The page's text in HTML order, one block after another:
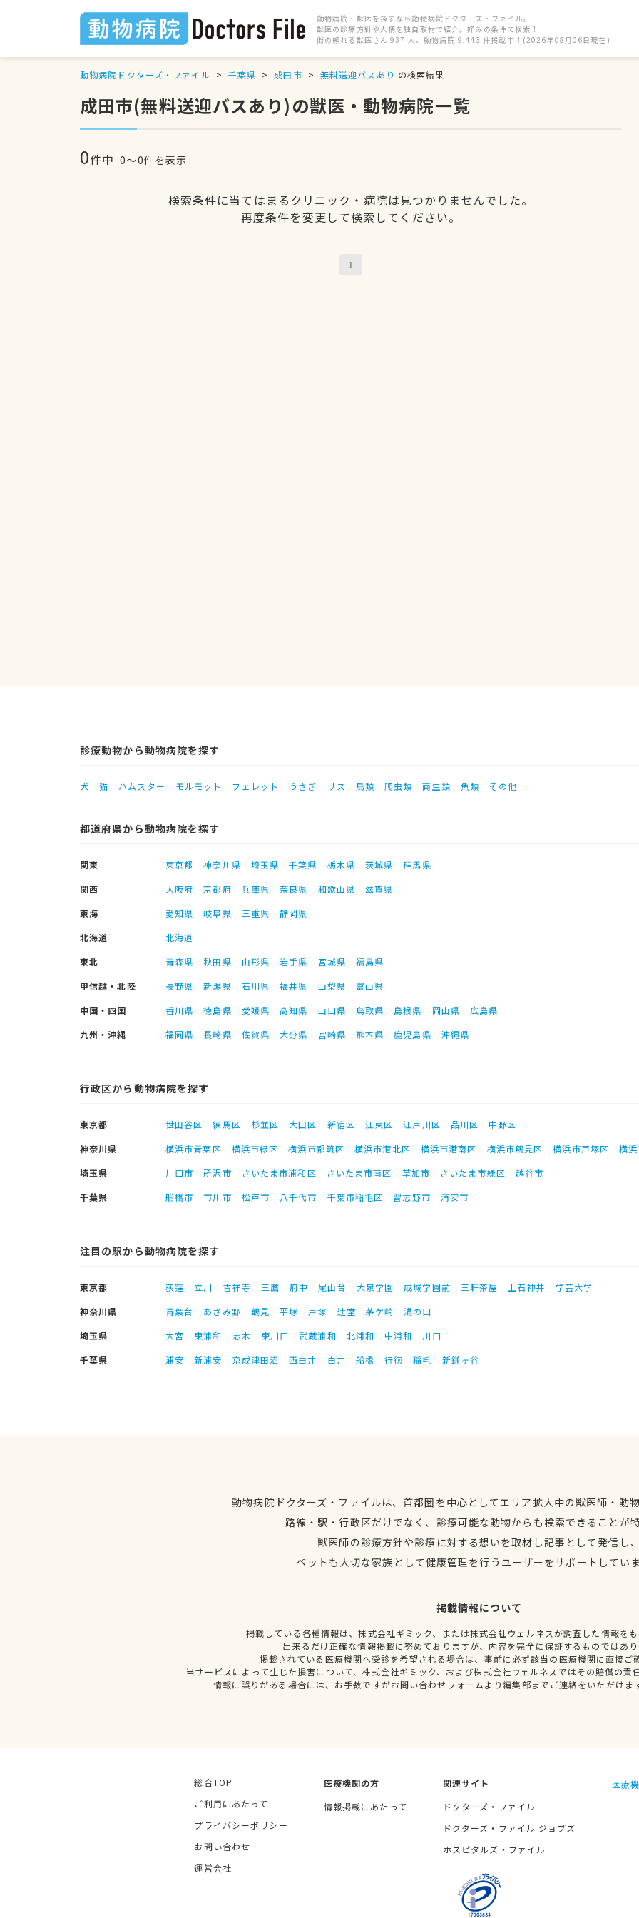
動物病院・獣医を探すなら動物病院ドクターズ・ファイル。
獣医の診療方針や人柄を独自取材で紹介。好みの条件で検索！
街の頼れる獣医さん 937 人、動物病院 9,443 件掲載中！(2026年08月06日現在)
動物病院ドクターズ・ファイル 千葉県 成田市 無料送迎バスあり の検索結果
成田市(無料送迎バスあり)の獣医・動物病院一覧
0件中 0〜0件を表示
検索条件に当てはまるクリニック・病院は見つかりませんでした。
再度条件を変更して検索してください。
1
診療動物から動物病院を探す
犬 猫 ハムスター モルモット フェレット うさぎ リス 鳥類 爬虫類 両生類 魚類 その他
都道府県から動物病院を探す
関東 東京都 神奈川県 埼玉県 千葉県 栃木県 茨城県
群馬県
関西
大阪府 京都府 兵庫県 奈良県 和歌山県
滋賀県
東海
愛知県 岐阜県 三重県
静岡県
北海道
北海道
東北
青森県 秋田県 山形県 岩手県 宮城県
福島県
甲信越・北陸
長野県 新潟県 石川県 福井県 山梨県
富山県
中国・四国
香川県 徳島県 愛媛県 高知県 山口県 鳥取県 島根県 岡山県
広島県
九州・沖縄
福岡県 長崎県 佐賀県 大分県 宮崎県 熊本県 鹿児島県 沖縄県
行政区から動物病院を探す
東京都 世田谷区 練馬区 杉並区 大田区 新宿区 江東区 江戸川区 品川区
中野区
神奈川県
横浜市青葉区 横浜市緑区 横浜市都筑区 横浜市港北区 横浜市港南区 横浜市鶴見区 横浜市戸塚区
横
埼玉県
川口市 所沢市 さいたま市浦和区 さいたま市南区 草加市 さいたま市緑区
越谷市
千葉県
船橋市 市川市 松戸市 八千代市 千葉市稲毛区 習志野市 浦安市
注目の駅から動物病院を探す
東京都 荻窪 立川 吉祥寺 三鷹 府中 尾山台 大泉学園 成城学園前 三軒茶屋 上石神井
学芸大学
神奈川県
青葉台 あざみ野 鶴見 平塚 戸塚 辻堂 茅ケ崎
溝の口
埼玉県
大宮 東浦和 志木 東川口 武蔵浦和 北浦和 中浦和
川口
千葉県
浦安 新浦安 京成津田沼 西白井 白井 船橋 行徳 稲毛 新鎌ヶ谷
動物病院ドクターズ・ファイルは、首都圏を中心としてエリア拡大中の獣医師・動
路線・駅・行政区だけでなく、診療可能な動物からも検索できることが
獣医師の診療方針や診療に対する想いを取材し記事として発信し
ペットも大切な家族として健康管理を行うユーザーをサポートしてい
掲載情報について
掲載している各種情報は、株式会社ギミック、または株式会社ウェルネスが調査した情報を
出来るだけ正確な情報掲載に努めておりますが、内容を完全に保証するものではあ
掲載されている医療機関へ受診を希望される場合は、事前に必ず該当の医療機関に直接ご
当サービスによって生じた損害について、株式会社ギミック、および株式会社ウェルネスではその賠償の責
情報に誤りがある場合には、お手数ですがお問い合わせフォームより編集部までご連絡をいただけま
総合TOP
ご利用にあたって
プライバシーポリシー
お問い合わせ
運営会社
医療機関の方
情報掲載にあたって
関連サイト
ドクターズ・ファイル
ドクターズ・ファイル ジョブズ
ホスピタルズ・ファイル
医療